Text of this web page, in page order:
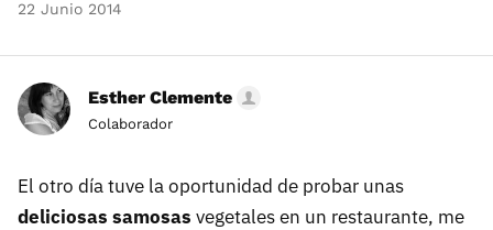
22 Junio 2014
Esther Clemente
Colaborador
El otro día tuve la oportunidad de probar unas
deliciosas samosas vegetales en un restaurante, me